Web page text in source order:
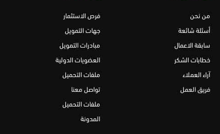
من نحن
أسئلة شائعة
سابقة الاعمال
خطابات الشكر
آراء العملاء
فريق العمل
فرص الاستثمار
جهات التمويل
مبادرات التمويل
العضويات الدولية
ملفات التحميل
تواصل معنا
ملفات التحميل
المدونة